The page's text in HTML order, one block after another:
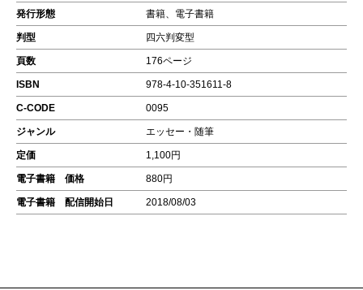
発行形態 書籍、電子書籍
判型 四六判変型
頁数 176ページ
ISBN 978-4-10-351611-8
C-CODE 0095
ジャンル エッセー・随筆
定価 1,100円
電子書籍 価格 880円
電子書籍 配信開始日 2018/08/03